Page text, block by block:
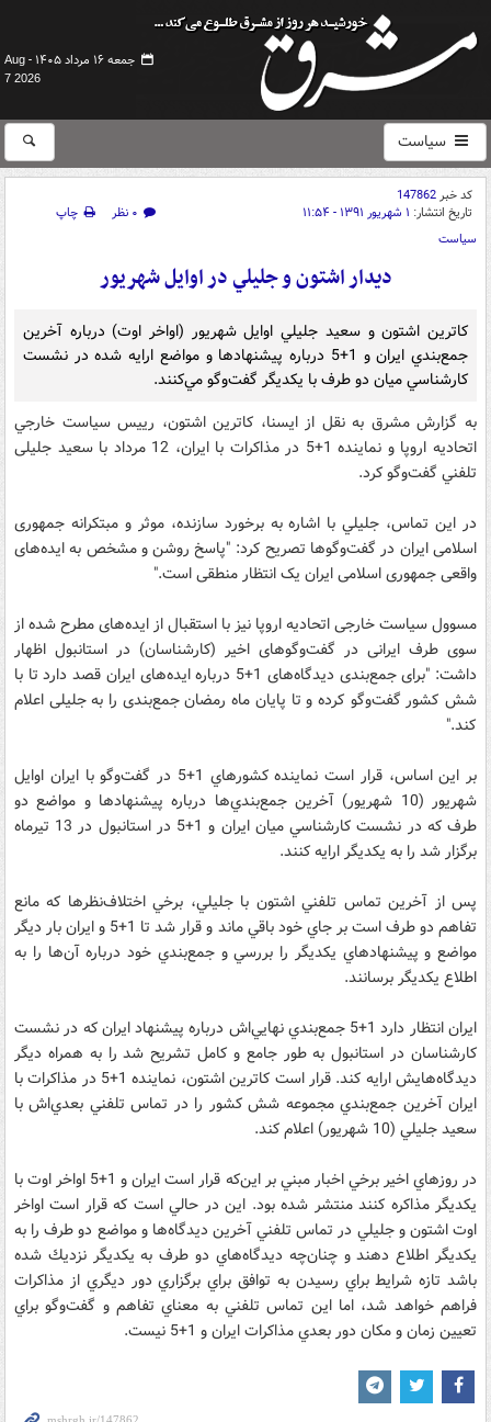
جمعه ۱۶ مرداد ۱۴۰۵ -
Aug
7 2026
سیاست
کد خبر147862
تاریخ انتشار: ۱ شهریور ۱۳۹۱ - ۱۱:۵۴ ۰ نظر
چاپ
سیاست
دیدار اشتون و جليلي در اوايل شهريور
كاترين اشتون و سعيد جليلي اوايل شهريور (اواخر اوت) درباره آخرين
جمع‌بندي‌ ايران و 1+5 درباره پيشنهاد‌ها و مواضع ارايه شده در نشست
كارشناسي ميان دو طرف‌ با يكديگر گفت‌وگو مي‌كنند.
به گزارش مشرق به نقل از ایسنا، كاترين اشتون، رييس سياست خارجي
اتحاديه اروپا و نماينده 1+5 در مذاكرات با ايران، 12 مرداد با سعيد جلیلی
تلفني گفت‌وگو كرد.
در اين تماس، جليلي با اشاره به برخورد سازنده، موثر و مبتکرانه جمهوری
اسلامی ایران در گفت‌وگوها تصریح کرد: "پاسخ روشن و مشخص به ایده‌های
واقعی جمهوری اسلامی ایران یک انتظار منطقی است."
مسوول سیاست خارجی اتحادیه اروپا نيز با استقبال از ایده‌های مطرح شده از
سوی طرف ایرانی در گفت‌و‌گو‌های اخیر (كارشناسان) در استانبول اظهار
داشت: "برای جمع‌بندی دیدگاه‌های 1+5 درباره ایده‌های ایران قصد دارد تا با
شش کشور گفت‌وگو کرده و تا پایان ماه رمضان جمع‌بندی را به جلیلی اعلام
کند."
بر اين اساس، قرار است نماينده كشورهاي 1+5 در گفت‌وگو با ايران اوايل
شهريور (10 شهريور) آخرين جمع‌بندي‌ها درباره پيشنهاد‌ها و مواضع دو
طرف كه در نشست‌ كارشناسي ميان ايران و 1+5 در استانبول در 13 تيرماه
برگزار شد را به يكديگر ارايه كنند.
پس از آخرين تماس تلفني اشتون با جليلي، برخي اختلاف‌نظرها كه مانع
تفاهم دو طرف است بر جاي خود باقي ماند و قرار شد تا 1+5 و ايران بار ديگر
مواضع و پيشنهاد‌هاي يكديگر را بررسي و جمع‌بندي خود درباره آن‌ها را به
اطلاع يكديگر برسانند.
ايران انتظار دارد 1+5 جمع‌بندي نهايي‌اش درباره پيشنهاد ايران كه در نشست
كارشناسان در استانبول به طور جامع و كامل تشريح شد را به همراه ديگر
ديدگاه‌هايش ارايه كند. قرار است كاترين اشتون، نماينده 1+5 در مذاكرات با
ايران آخرين جمع‌بندي مجموعه شش كشور را در تماس تلفني بعدي‌اش با
سعيد جليلي (10 شهريور) اعلام كند.
در روز‌هاي اخير برخي اخبار مبني بر اين‌كه قرار است ايران و 1+5 اواخر اوت با
يكديگر مذاكره‌ كنند منتشر شده بود. اين در حالي است كه قرار است اواخر
اوت اشتون و جليلي در تماس تلفني آخرين ديدگاه‌ها و مواضع دو طرف را به
يكديگر اطلاع دهند و چنان‌چه ديدگاه‌هاي دو طرف به يكديگر نزديك شده
باشد تازه شرايط براي رسيدن به توافق براي برگزاري دور ديگري از مذاكرات
فراهم خواهد شد، اما اين تماس تلفني به معناي تفاهم و گفت‌وگو براي
تعيين زمان و مكان دور بعدي مذاكرات ايران و 1+5 نيست.